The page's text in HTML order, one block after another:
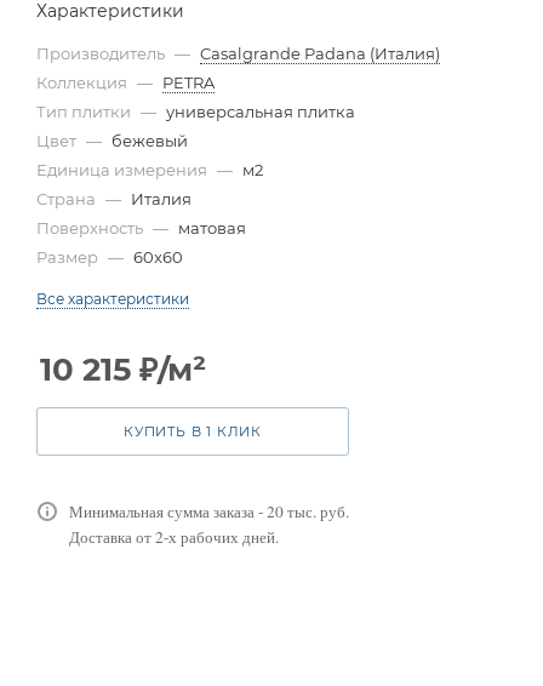
Характеристики
Производитель — Casalgrande Padana (Италия)
Коллекция — PETRA
Тип плитки — универсальная плитка
Цвет — бежевый
Единица измерения — м2
Страна — Италия
Поверхность — матовая
Размер — 60x60
Все характеристики
10 215 ₽/м²
КУПИТЬ В 1 КЛИК
Минимальная сумма заказа - 20 тыс. руб.
Доставка от 2-х рабочих дней.